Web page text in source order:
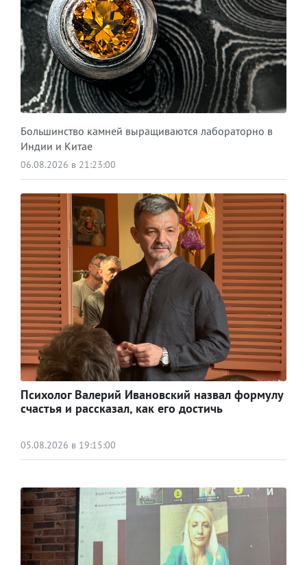
Большинство камней выращиваются лабораторно в
Индии и Китае
06.08.2026 в 21:23:00
Психолог Валерий Ивановский назвал формулу
счастья и рассказал, как его достичь
05.08.2026 в 19:15:00